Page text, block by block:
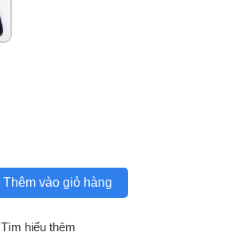
Thêm vào giỏ hàng
Tìm hiểu thêm